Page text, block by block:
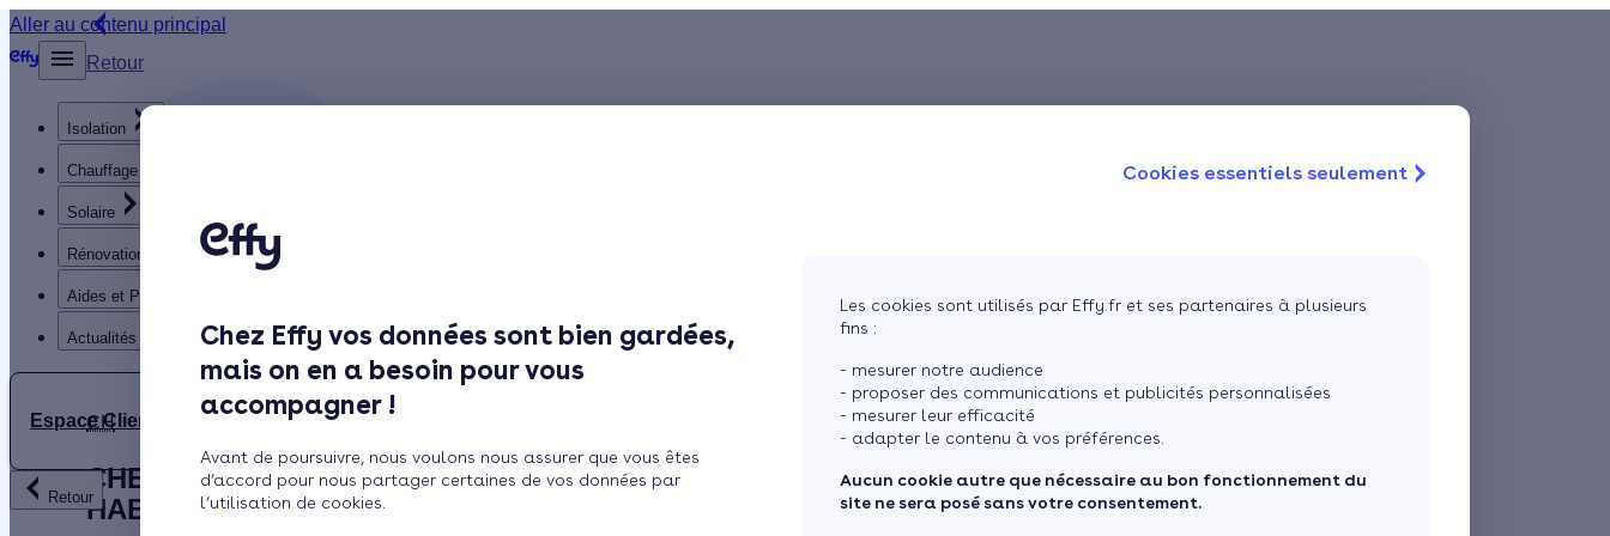
Cookies essentiels seulement
Chez Effy vos données sont bien gardées,
mais on en a besoin pour vous
accompagner !
Avant de poursuivre, nous voulons nous assurer que vous êtes
d’accord pour nous partager certaines de vos données par
l’utilisation de cookies.
Les cookies sont utilisés par Effy.fr et ses partenaires à plusieurs
fins :
- mesurer notre audience
- proposer des communications et publicités personnalisées
- mesurer leur efficacité
- adapter le contenu à vos préférences.
Aucun cookie autre que nécessaire au bon fonctionnement du
site ne sera posé sans votre consentement.
Aller au contenu principal
Isolation
Chauffage
Solaire
Rénovation globale
Aides et Primes
Actualités
Espace Client
Retour
Retour
CH
CHEAUFF
HABITAT